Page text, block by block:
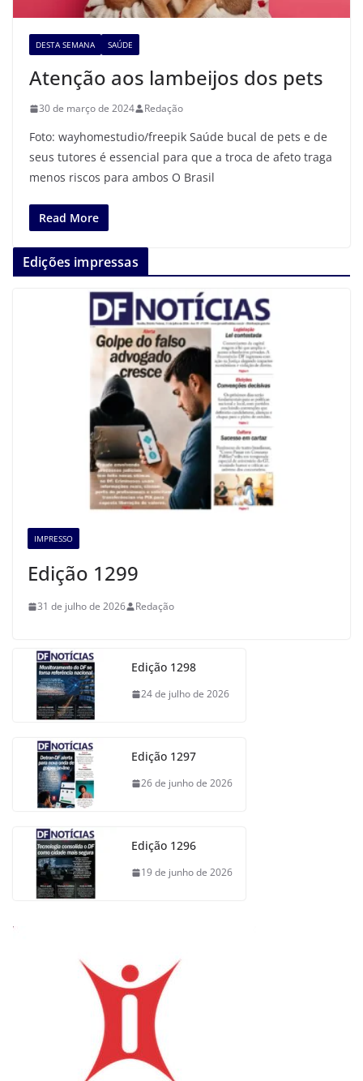
DESTA SEMANA SAÚDE
Atenção aos lambeijos dos pets
30 de março de 2024 Redação
Foto: wayhomestudio/freepik Saúde bucal de pets e de
seus tutores é essencial para que a troca de afeto traga
menos riscos para ambos O Brasil
Read More
Edições impressas
IMPRESSO
Edição 1299
31 de julho de 2026 Redação
Edição 1298
24 de julho de 2026
Edição 1297
26 de junho de 2026
Edição 1296
19 de junho de 2026